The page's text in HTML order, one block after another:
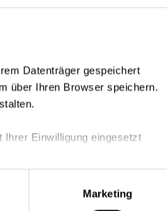
Datenträger gespeichert
über Ihren Browser speichern.
Ihrer Einwilligung eingesetzt
Auswahl hinsichtlich der
in die Verwendung aller Cookies
Marketing